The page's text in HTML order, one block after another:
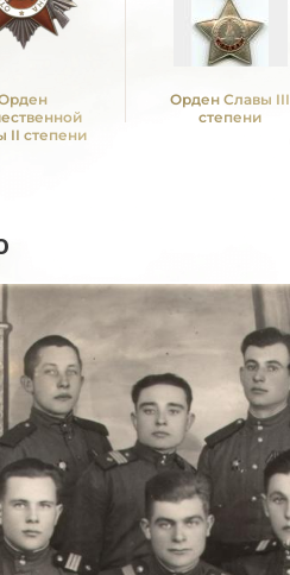
II степени
Орден Славы III
степени